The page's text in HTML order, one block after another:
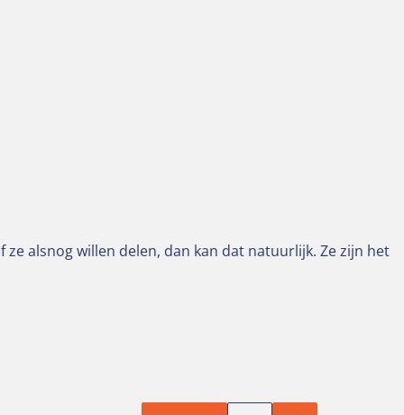
alsnog willen delen, dan kan dat natuurlijk. Ze zijn het